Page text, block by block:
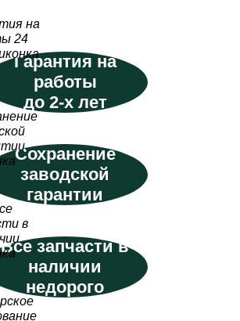
Гарантия на
работы
до 2-х лет
Сохранение
заводской
гарантии
Все запчасти в
наличии
недорого